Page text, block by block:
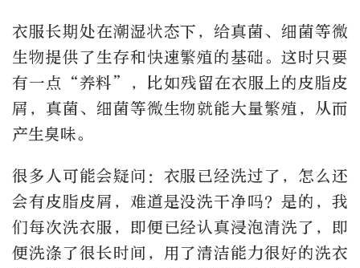
衣服长期处在潮湿状态下，给真菌、细菌等微
生物提供了生存和快速繁殖的基础。这时只要
有一点“养料”，比如残留在衣服上的皮脂皮
屑，真菌、细菌等微生物就能大量繁殖，从而
产生臭味。
很多人可能会疑问：衣服已经洗过了，怎么还
会有皮脂皮屑，难道是没洗干净吗？是的，我
们每次洗衣服，即便已经认真浸泡清洗了，即
便洗涤了很长时间，用了清洁能力很好的洗衣